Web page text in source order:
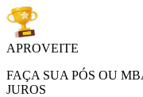
APROVEITE
FAÇA SUA PÓS OU
JUROS